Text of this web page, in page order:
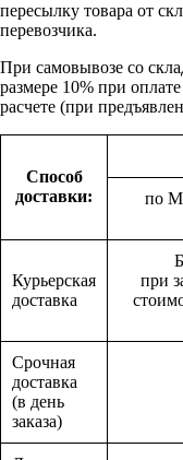
пересылку товара от
перевозчика.
При самовывозе со
размере 10% при
расчете (при
Способ
доставки:
по
Курьерская
доставка
при
Срочная
доставка
(в день
заказа)